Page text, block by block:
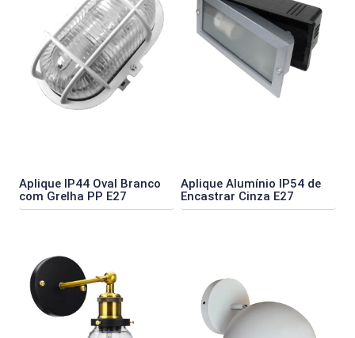
Aplique IP44 Oval Branco
com Grelha PP E27
Aplique Alumínio IP54 de
Encastrar Cinza E27